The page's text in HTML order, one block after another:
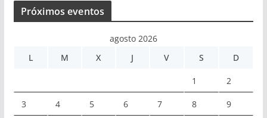
Próximos eventos
agosto 2026
L
M X J V S D
1 2
3 4 5 6 7 8 9